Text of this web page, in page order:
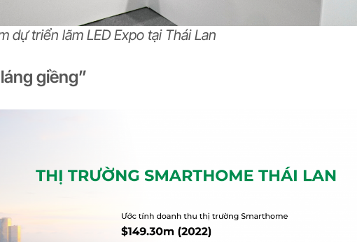
dự triển lãm LED Expo tại Thái Lan
giềng”